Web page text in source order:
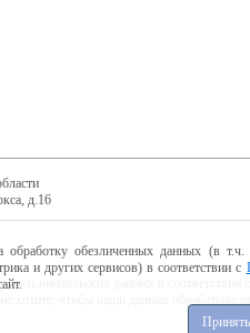
д.16
пользовательских данных в соответствии с
обработку обезличенных данных (в
и других сервисов) в соответствии с
Принять